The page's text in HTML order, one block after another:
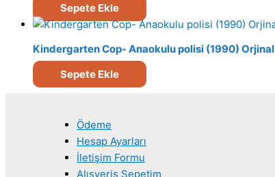
Sepete Ekle
Kindergarten Cop- Anaokulu polisi (1990)
Sepete Ekle
Ödeme
Hesap Ayarları
İletişim Formu
Alışveriş Sepetim